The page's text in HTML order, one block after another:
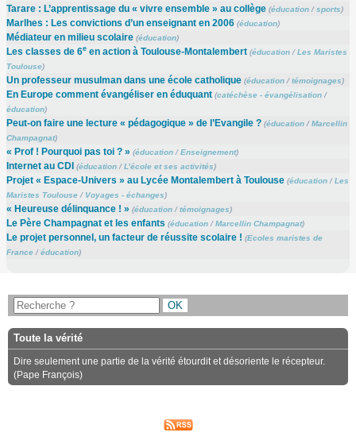
Tarare : L’apprentissage du « vivre ensemble » au collège (éducation/ sports)
Marlhes : Les convictions d’un enseignant en 2006 (éducation)
Médiateur en milieu scolaire (éducation)
Les classes de 6een action à Toulouse-Montalembert (éducation/Les Maristes
Toulouse)
Un professeur musulman dans une école catholique (éducation/témoignages)
En Europe comment évangéliser en éduquant (catéchèse - évangélisation/
éducation)
Peut-on faire une lecture « pédagogique » de l’Evangile ? (éducation/Marcellin
Champagnat)
« Prof ! Pourquoi pas toi ? » (éducation/Enseignement)
Internet au CDI (éducation/L’école et ses activités)
Projet « Espace-Univers » au Lycée Montalembert à Toulouse (éducation/Les
Maristes Toulouse/ Voyages - échanges)
« Heureuse délinquance ! » (éducation/témoignages)
Le Père Champagnat et les enfants (éducation/Marcellin Champagnat)
Le projet personnel, un facteur de réussite scolaire ! (Ecoles maristes de
France/éducation)
Toute la vérité
Dire seulement une partie de la vérité étourdit et désoriente le récepteur.
(Pape François)